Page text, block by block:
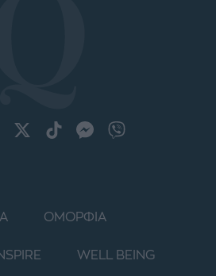
ΟΜΟΡΦΙΑ
WELL BEING